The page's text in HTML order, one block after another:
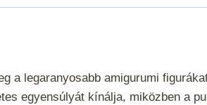
a legaranyosabb amigurumi
egyensúlyát kínálja, miközben a